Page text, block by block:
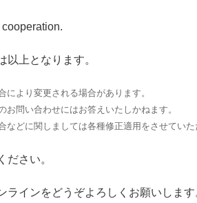
以上となります。
より変更される場合があります。
問い合わせにはお答えいたしかねます。
どに関しましては各種修正適用をさせていた
ださい。
ラインをどうぞよろしくお願いします